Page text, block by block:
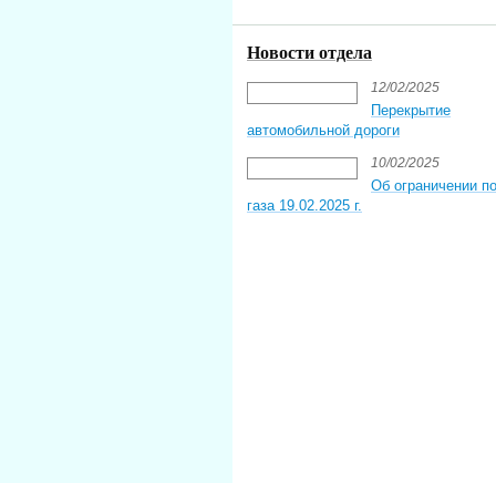
Новости отдела
12/02/2025
Перекрытие
автомобильной дороги
10/02/2025
Об ограничении
газа 19.02.2025 г.